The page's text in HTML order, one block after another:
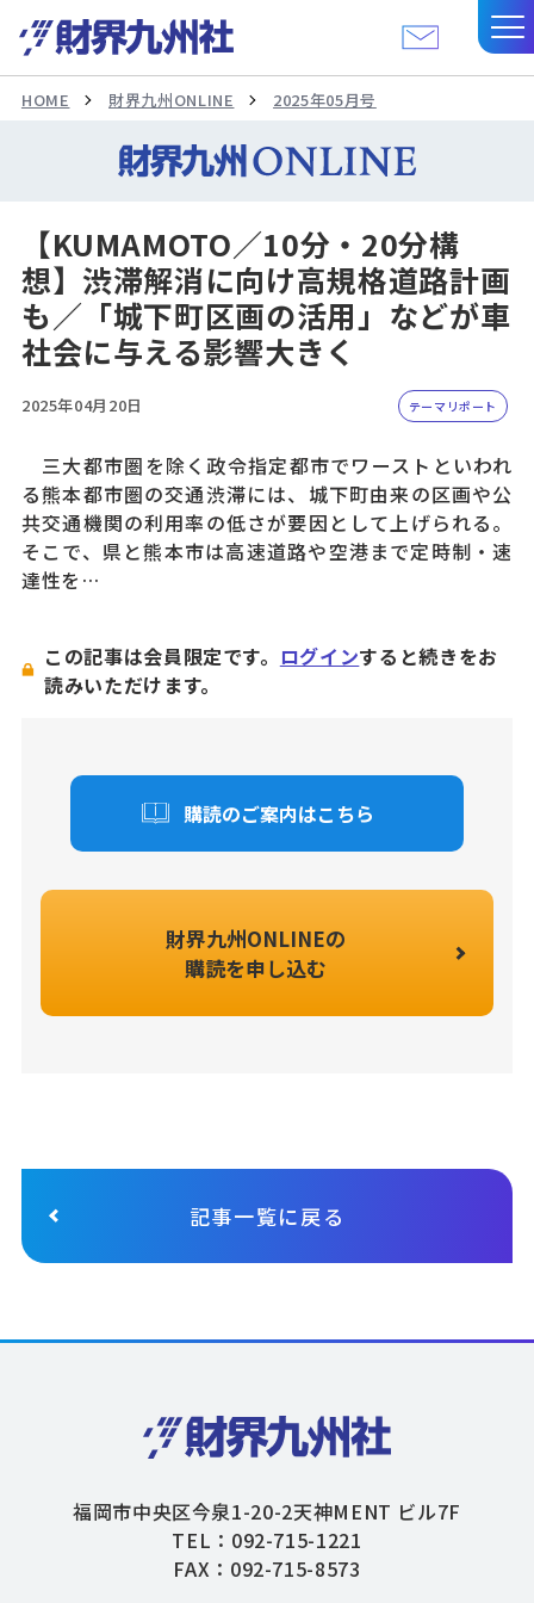
HOME 財界九州ONLINE 2025年05月号
【KUMAMOTO／10分・20分構
想】渋滞解消に向け高規格道路計画
も／「城下町区画の活用」などが車
社会に与える影響大きく
2025年04月20日 テーマリポート
三大都市圏を除く政令指定都市でワーストといわれ
る熊本都市圏の交通渋滞には、城下町由来の区画や公
共交通機関の利用率の低さが要因として上げられる。
そこで、県と熊本市は高速道路や空港まで定時制・速
達性を…
この記事は会員限定です。 ログインすると続きをお
読みいただけます。
購読のご案内はこちら
財界九州ONLINEの
購読を申し込む
記事一覧に戻る
福岡市中央区今泉1-20-2天神MENT ビル7F
TEL：092-715-1221
FAX：092-715-8573